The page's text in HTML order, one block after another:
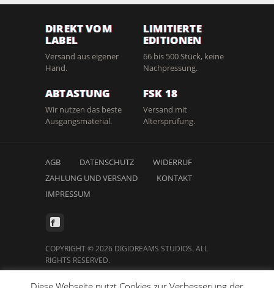
DIREKT VOM
LABEL
Versand aus eigener
Hand.
LIMITIERTE
EDITIONEN
66 bis 500 Stück, keine
Nachpressung.
ABTASTUNG
Wir nutzen das beste
Ausgangsmaterial.
FSK 18
Versand mit
Altersprüfung.
AGB DATENSCHUTZ
WIDERRUF
ZAHLUNG UND VERSAND
KONTAKT
IMPRESSUM
COPYRIGHT © 2026 DIGIDREAMS STUDIOS. ALL
RIGHTS RESERVED.